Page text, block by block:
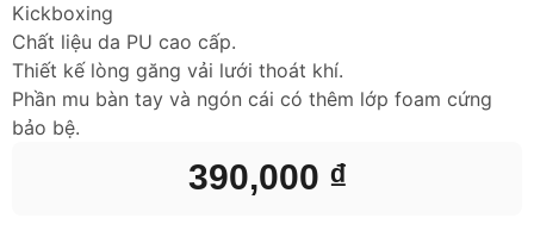
390,000 ₫
Kickboxing
Chất liệu da PU cao cấp.
Thiết kế lòng găng vải lưới thoát khí.
Phần mu bàn tay và ngón cái có thêm lớp foam cứng
bảo bệ.